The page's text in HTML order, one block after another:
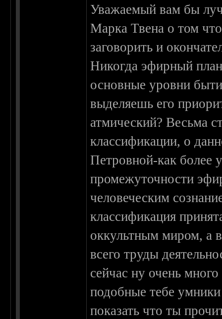
Уважаемый вам бы
Марка Твена о том
заговорить и
Никогда эфирный
основные уровни
выделяешь его
атмический? Весьма
классификации, о
Петровной-как более
промежуточности
человеческим
классификация
оккультным миром, а
всего труды
сейчас ну очень
подобные тебе
показать что ты